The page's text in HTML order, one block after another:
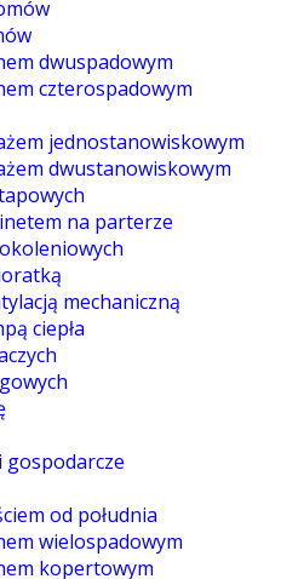
dwuspadowym
czterospadowym
jednostanowiskowym
dwustanowiskowym
na parterze
mechaniczną
ciepła
gospodarcze
od południa
wielospadowym
kopertowym